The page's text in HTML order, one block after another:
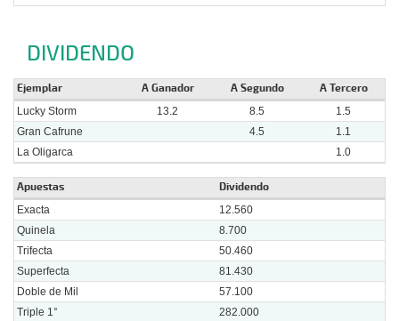
DIVIDENDO
Ejemplar A Ganador A Segundo A Tercero
Lucky Storm 13.2 8.5
1.5
Gran Cafrune
4.5
1.1
La Oligarca
1.0
Apuestas Dividendo
Exacta
12.560
Quinela
8.700
Trifecta
50.460
Superfecta
81.430
Doble de Mil
57.100
Triple 1°
282.000